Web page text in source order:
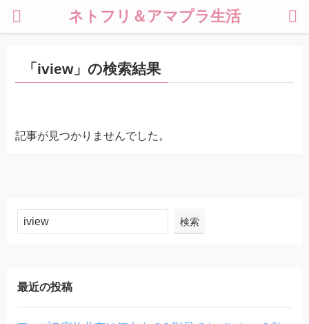
ネトフリ＆アマプラ生活
「iview」の検索結果
記事が見つかりませんでした。
検索
最近の投稿